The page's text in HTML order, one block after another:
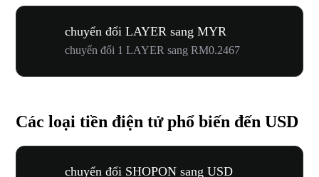
chuyển đổi LAYER sang MYR
chuyển đổi 1 LAYER sang RM0.2467
Các loại tiền điện tử phổ biến đến USD
chuyển đổi SHOPON sang USD